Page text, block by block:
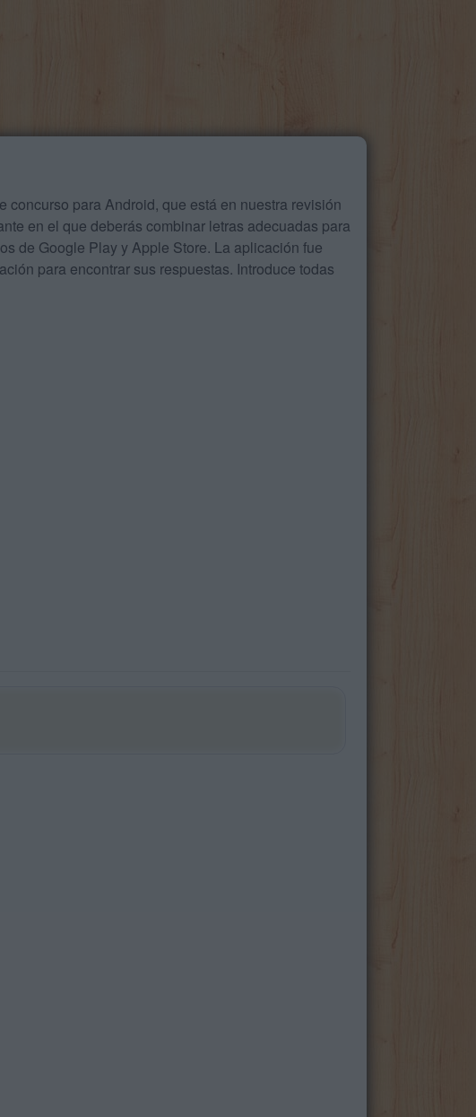
para Android, que está en nuestra revisión
en el que deberás combinar letras adecuadas para
de Google Play y Apple Store. La aplicación fue
para encontrar sus respuestas. Introduce todas